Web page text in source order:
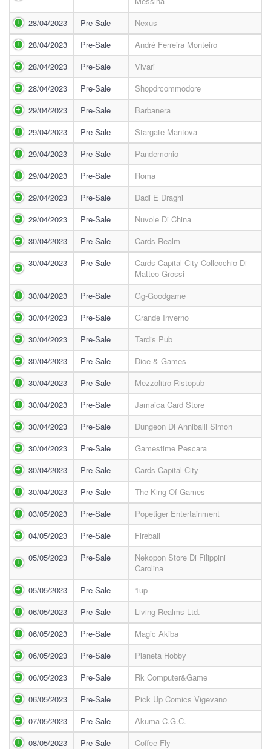
28/04/2023
Pre-Sale
Nexus
28/04/2023
Pre-Sale
André Ferreira Monteiro
28/04/2023
Pre-Sale
Vivari
28/04/2023
Pre-Sale
Shopdrcommodore
29/04/2023
Pre-Sale
Barbanera
29/04/2023
Pre-Sale
Stargate Mantova
29/04/2023
Pre-Sale
Pandemonio
29/04/2023
Pre-Sale
Roma
29/04/2023
Pre-Sale
Dadi E Draghi
29/04/2023
Pre-Sale
Nuvole Di China
30/04/2023
Pre-Sale
Cards Realm
30/04/2023
Pre-Sale
Cards Capital City Collecchio Di
Matteo Grossi
30/04/2023
Pre-Sale
Gg-Goodgame
30/04/2023
Pre-Sale
Grande Inverno
30/04/2023
Pre-Sale
Tardis Pub
30/04/2023
Pre-Sale
Dice & Games
30/04/2023
Pre-Sale
Mezzolitro Ristopub
30/04/2023
Pre-Sale
Jamaica Card Store
30/04/2023
Pre-Sale
Dungeon Di Anniballi Simon
30/04/2023
Pre-Sale
Gamestime Pescara
30/04/2023
Pre-Sale
Cards Capital City
30/04/2023
Pre-Sale
The King Of Games
03/05/2023
Pre-Sale
Popetiger Entertainment
04/05/2023
Pre-Sale
Fireball
05/05/2023
Pre-Sale
Nekopon Store Di Filippini
Carolina
05/05/2023
Pre-Sale
1up
06/05/2023
Pre-Sale
Living Realms Ltd.
06/05/2023
Pre-Sale
Magic Akiba
06/05/2023
Pre-Sale
Pianeta Hobby
06/05/2023
Pre-Sale
Rk Computer&game
06/05/2023
Pre-Sale
Pick Up Comics Vigevano
07/05/2023
Pre-Sale
Akuma C.g.c.
08/05/2023
Pre-Sale
Coffee Fly